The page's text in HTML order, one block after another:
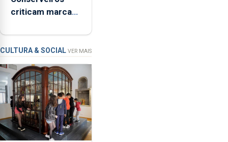
Ser”
a
prevenção
primária
da
violência
doméstica,
através
da
promoção
criticam marcas
selo Marca
Açores
CULTURA & SOCIAL VER MAIS